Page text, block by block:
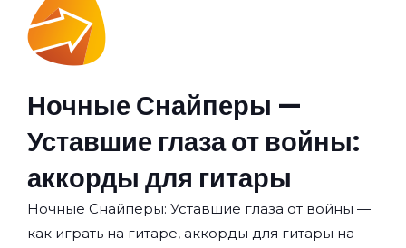
Ночные Снайперы —
Уставшие глаза от войны:
аккорды для гитары
Ночные Снайперы: Уставшие глаза от войны —
как играть на гитаре, аккорды для гитары на